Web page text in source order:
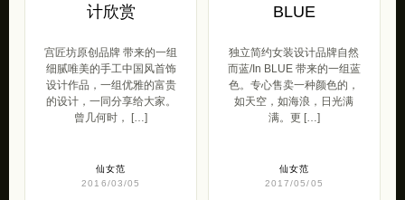
计欣赏
宫匠坊原创品牌 带来的一组
细腻唯美的手工中国风首饰
设计作品，一组优雅的富贵
的设计，一同分享给大家。
曾几何时， […]
仙女范
2016/03/05
BLUE
独立简约女装设计品牌自然
而蓝/In BLUE 带来的一组蓝
色。专心售卖一种颜色的，
如天空，如海浪，日光满
满。更 […]
仙女范
2017/05/05